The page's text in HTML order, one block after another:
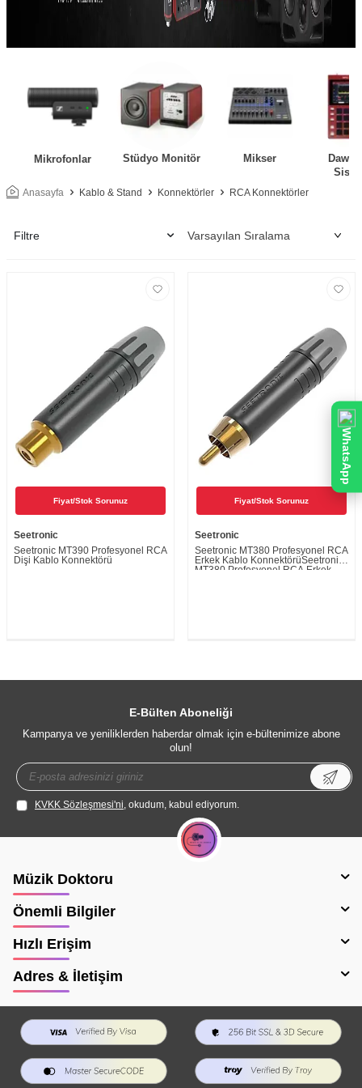
Mikrofonlar Stüdyo Monitör Mikser
Daw
Anasayfa Kablo & Stand Konnektörler RCA Konnektörler
Filtre
Fiyat/Stok Sorunuz
Seetronic
Seetronic MT390 Profesyonel RCA
Dişi Kablo Konnektörü
Fiyat/Stok Sorunuz
Seetronic
Seetronic MT380 Profesyonel RCA
Erkek Kablo KonnektörüSeetronic
MT380 Profesyonel RCA Erkek
E-Bülten Aboneliği
Kampanya ve yeniliklerden haberdar olmak için e-bültenimize abone
olun!
KVKK Sözleşmesi'ni, okudum, kabul ediyorum.
Müzik Doktoru
Önemli Bilgiler
Hızlı Erişim
Adres & İletişim
WhatsApp